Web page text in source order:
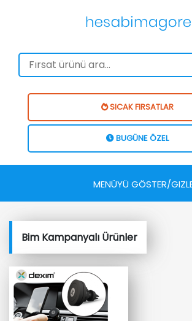
SICAK FIRSATLAR
BUGÜNE ÖZEL
MENÜYÜ GÖSTER/
Bim Kampanyalı Ürünler